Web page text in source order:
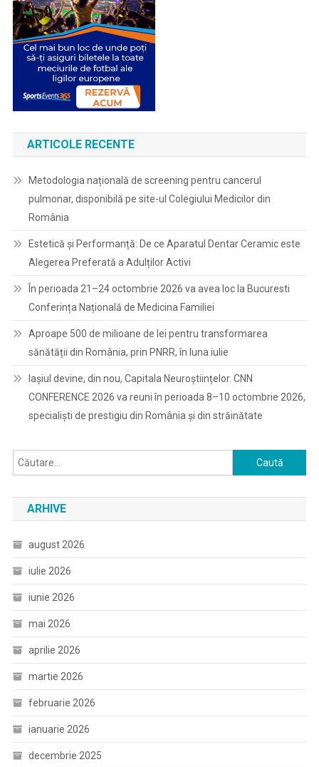
ARTICOLE RECENTE
Metodologia națională de screening pentru cancerul
pulmonar, disponibilă pe site-ul Colegiului Medicilor din
România
Estetică și Performanță: De ce Aparatul Dentar Ceramic este
Alegerea Preferată a Adulților Activi
În perioada 21–24 octombrie 2026 va avea loc la Bucuresti
Conferința Națională de Medicina Familiei
Aproape 500 de milioane de lei pentru transformarea
sănătății din România, prin PNRR, în luna iulie
Iașiul devine, din nou, Capitala Neuroștiințelor. CNN
CONFERENCE 2026 va reuni în perioada 8–10 octombrie 2026,
specialiști de prestigiu din România și din străinătate
Caută
după:
ARHIVE
august 2026
iulie 2026
iunie 2026
mai 2026
aprilie 2026
martie 2026
februarie 2026
ianuarie 2026
decembrie 2025